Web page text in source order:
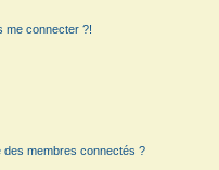
me connecter ?!
des membres connectés ?